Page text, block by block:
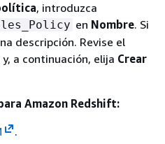
, introduzca
en Nombre. Si
descripción. Revise el
a continuación, elija Crear
Amazon Redshift:
.